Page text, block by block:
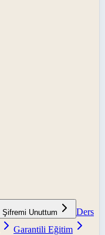
Şifremi Unuttum
Ders
Garantili Eğitim